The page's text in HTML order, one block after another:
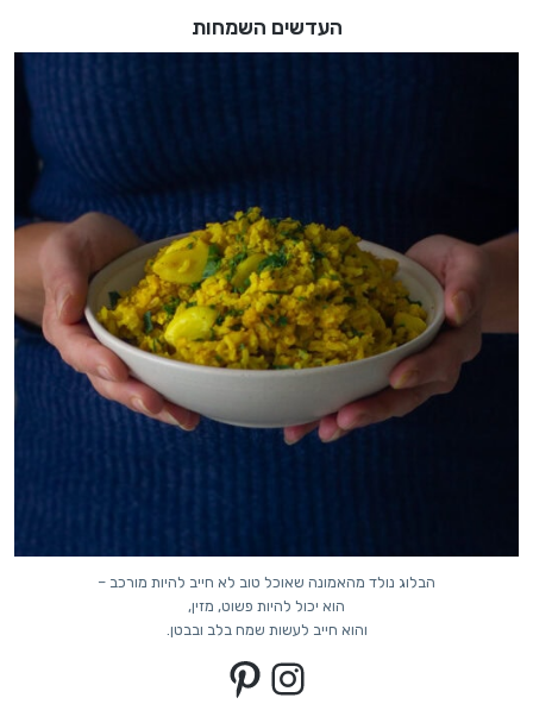
העדשים השמחות
הבלוג נולד מהאמונה שאוכל טוב לא חייב להיות מורכב –
הוא יכול להיות פשוט, מזין,
והוא חייב לעשות שמח בלב ובבטן.
Instagram
Pinterest